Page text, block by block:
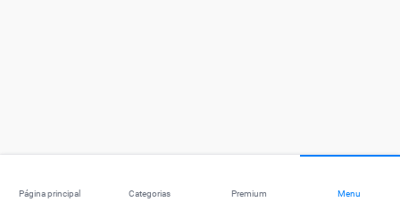
Página principal Categorias Premium Menu